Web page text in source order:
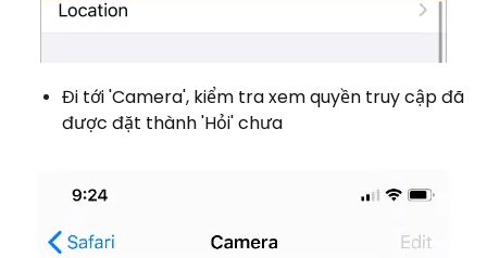
Đi tới 'Camera', kiểm tra xem quyền truy cập đã
được đặt thành 'Hỏi' ​​chưa